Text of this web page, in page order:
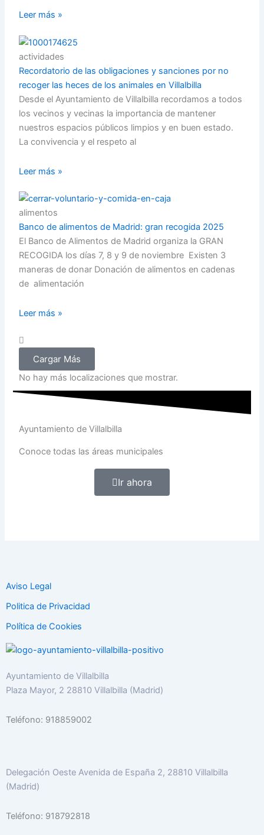
Leer más »
actividades
Recordatorio de las obligaciones y sanciones por no
recoger las heces de los animales en Villalbilla
Desde el Ayuntamiento de Villalbilla recordamos a todos
los vecinos y vecinas la importancia de mantener
nuestros espacios públicos limpios y en buen estado.
La convivencia y el respeto al
Leer más »
alimentos
Banco de alimentos de Madrid: gran recogida 2025
El Banco de Alimentos de Madrid organiza la GRAN
RECOGIDA los días 7, 8 y 9 de noviembre Existen 3
maneras de donar Donación de alimentos en cadenas
de alimentación
Leer más »
Cargar Más
No hay más localizaciones que mostrar.
Ayuntamiento de Villalbilla
Conoce todas las áreas municipales
Ir ahora
Aviso Legal
Politica de Privacidad
Política de Cookies
Ayuntamiento de Villalbilla
Plaza Mayor, 2 28810 Villalbilla (Madrid)
Teléfono: 918859002
Delegación Oeste Avenida de España 2, 28810 Villalbilla
(Madrid)
Teléfono: 918792818